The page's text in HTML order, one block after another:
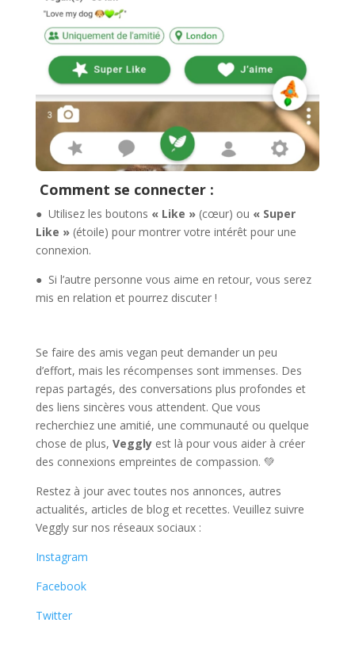
Comment se connecter :
● Utilisez les boutons « Like »(cœur) ou « Super
Like »(étoile) pour montrer votre intérêt pour une
connexion.
● Si l’autre personne vous aime en retour, vous serez
mis en relation et pourrez discuter !
Se faire des amis vegan peut demander un peu
d’effort, mais les récompenses sont immenses. Des
repas partagés, des conversations plus profondes et
des liens sincères vous attendent. Que vous
recherchiez une amitié, une communauté ou quelque
chose de plus, Vegglyest là pour vous aider à créer
des connexions empreintes de compassion. 💚
Restez à jour avec toutes nos annonces, autres
actualités, articles de blog et recettes. Veuillez suivre
Veggly sur nos réseaux sociaux :
Instagram
Facebook
Twitter